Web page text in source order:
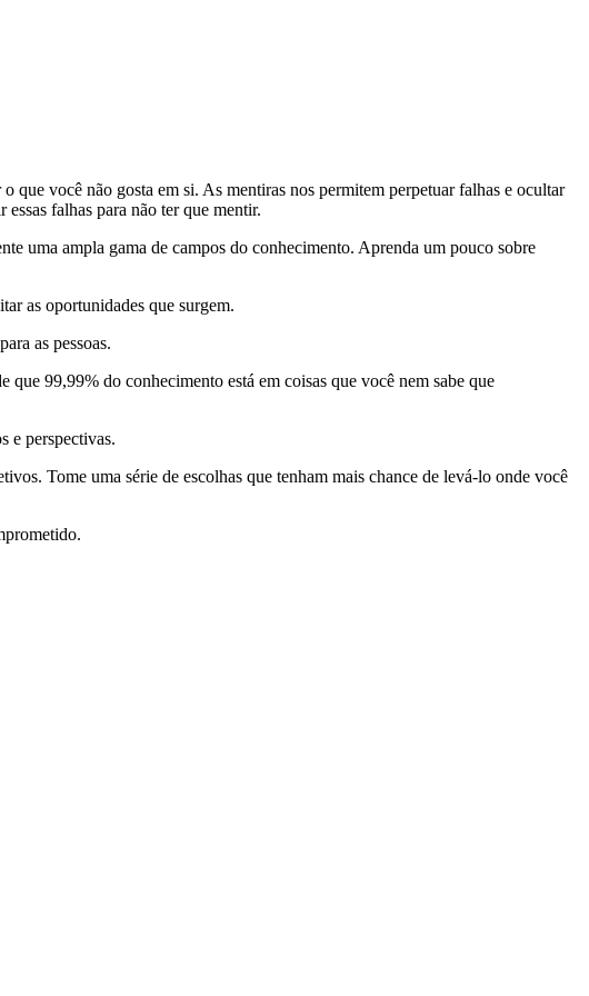
que você não gosta em si. As mentiras nos permitem perpetuar falhas e ocultar
falhas para não ter que mentir.
uma ampla gama de campos do conhecimento. Aprenda um pouco sobre
as oportunidades que surgem.
as pessoas.
99,99% do conhecimento está em coisas que você nem sabe que
e perspectivas.
Tome uma série de escolhas que tenham mais chance de levá-lo onde você